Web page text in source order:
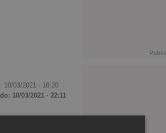
10/03/2021 · 18:20
10/03/2021 · 22:11
en bolsa'.